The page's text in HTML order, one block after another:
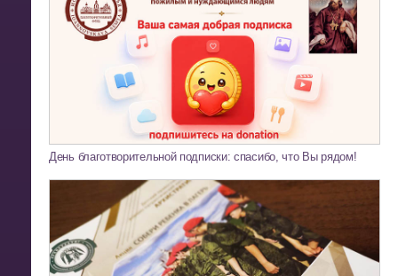
День благотворительной подписки: спасибо, что Вы рядом!